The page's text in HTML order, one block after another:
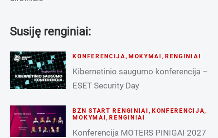
Susiję renginiai:
KONFERENCIJA , MOKYMAI , RENGINIAI
Kibernetinio saugumo konferencija –
ESET Security Day
BZN START RENGINIAI , KONFERENCIJA,
MOKYMAI ,RENGINIAI
Konferencija MOTERS PINIGAI 2027